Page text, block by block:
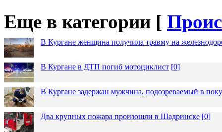
Еще в категории [
В Кургане женщина получила травму на
В Кургане в ДТП погиб мотоциклист [0]
В Кургане задержан мужчина, подозреваемый в
Два крупных пожара произошли в Шадринске [0]